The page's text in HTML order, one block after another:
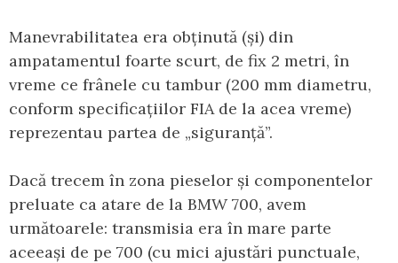
Manevrabilitatea era obținută (și) din
ampatamentul foarte scurt, de fix 2 metri, în
vreme ce frânele cu tambur (200 mm diametru,
conform specificațiilor FIA de la acea vreme)
reprezentau partea de „siguranță”.
Dacă trecem în zona pieselor și componentelor
preluate ca atare de la BMW 700, avem
următoarele: transmisia era în mare parte
aceeași de pe 700 (cu mici ajustări punctuale,